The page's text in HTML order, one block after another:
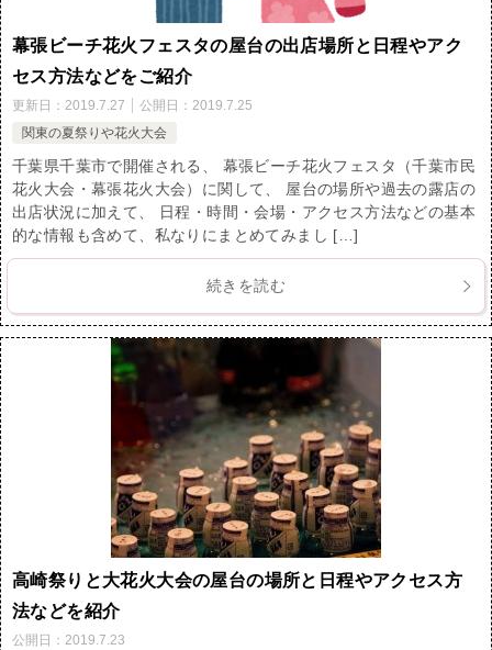
幕張ビーチ花火フェスタの屋台の出店場所と日程やアク
セス方法などをご紹介
更新日： 2019.7.27 公開日： 2019.7.25
関東の夏祭りや花火大会
千葉県千葉市で開催される、 幕張ビーチ花火フェスタ（千葉市民
花火大会・幕張花火大会）に関して、 屋台の場所や過去の露店の
出店状況に加えて、 日程・時間・会場・アクセス方法などの基本
的な情報も含めて、私なりにまとめてみまし […]
続きを読む
高崎祭りと大花火大会の屋台の場所と日程やアクセス方
法などを紹介
公開日： 2019.7.23